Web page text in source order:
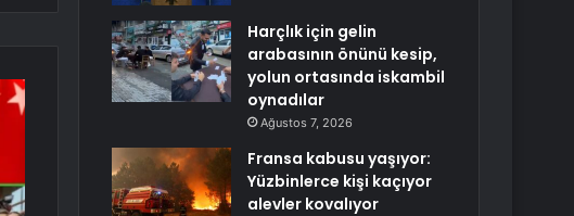
Harçlık için gelin
arabasının önünü kesip,
yolun ortasında iskambil
oynadılar
Ağustos 7, 2026
Fransa kabusu yaşıyor:
Yüzbinlerce kişi kaçıyor
alevler kovalıyor